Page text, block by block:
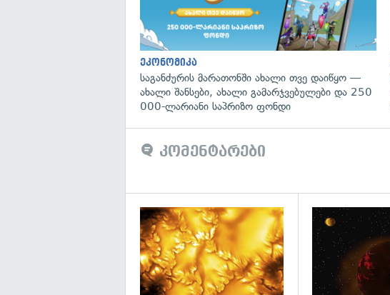
ეკონომიკა
საგანძურის მარათონში ახალი თვე დაიწყო —
ახალი შანსები, ახალი გამარჯვებულები და 250
000-ლარიანი საპრიზო ფონდი
კომენტარები
გადახედვა